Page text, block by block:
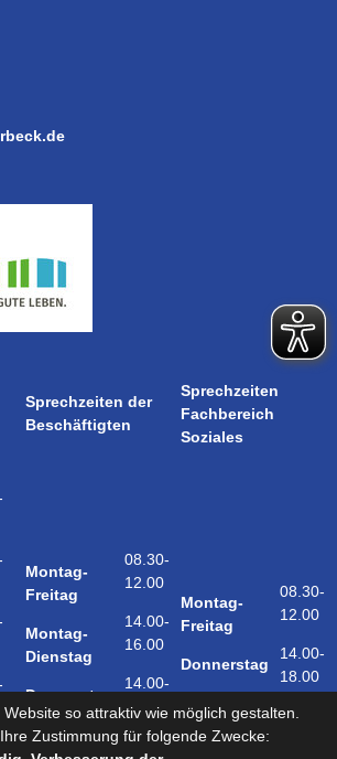
Sprechzeiten der
Beschäftigten
Sprechzeiten
Fachbereich
Soziales
Montag-
Freitag
Montag-
Dienstag
Donnerstag
08.30-
12.00
14.00-
16.00
14.00-
18.00
Montag-
Freitag
Donnerstag
08.30-
12.00
14.00-
18.00
so attraktiv wie möglich gestalten.
Zustimmung für folgende Zwecke: